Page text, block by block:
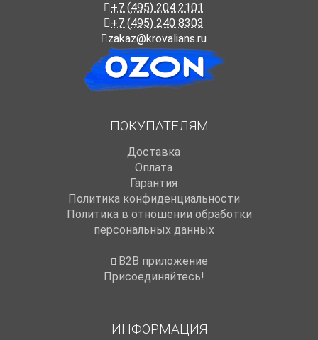
+7 (495) 204 2101
+7 (495) 240 8303
zakaz@krovalians.ru
ПОКУПАТЕЛЯМ
Доставка
Оплата
Гарантия
Политика конфиденциальности
Политика в отношении обработки
персональных данных
B2B приложение
Присоединяйтесь!
ИНФОРМАЦИЯ